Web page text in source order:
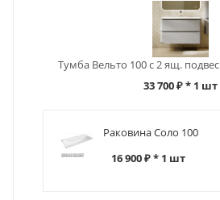
Тумба Вельто 100 с 2 ящ.
33 700 ₽* 1 шт
Раковина Соло 100
16 900 ₽ * 1 шт